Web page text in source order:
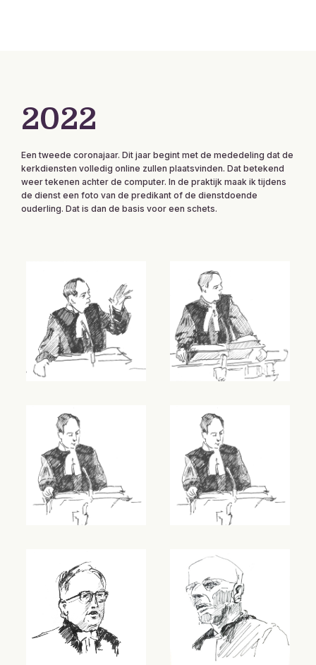
2022
Een tweede coronajaar. Dit jaar begint met de mededeling dat de
kerkdiensten volledig online zullen plaatsvinden. Dat betekend
weer tekenen achter de computer. In de praktijk maak ik tijdens
de dienst een foto van de predikant of de dienstdoende
ouderling. Dat is dan de basis voor een schets.